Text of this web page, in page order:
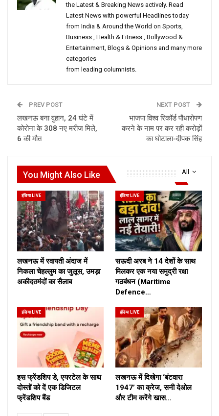
the Latest & Breaking News actively. Read
Latest News with powerful Headlines today
from India & Around the World on Sports,
Business , Health & Fitness , Bollywood &
Entertainment, Blogs & Opinions and many more
categories
from leading columnists.
PREV POST
लखनऊ बना वुहान, 24 घंटे में
कोरोना के 308 नए मरीज मिले,
6 की मौत
NEXT POST
भाजपा विश्व रिकॉर्ड पौधारोपण
करने के नाम पर कर रही करोड़ों
का घोटाला-दीपक सिंह
All
You Might Also Like
इंडिया LIVE
लखनऊ में रवायती अंदाज में
निकला चेहल्लुम का जुलूस, उमड़ा
अकीदतमंदों का सैलाब
इंडिया LIVE
सऊदी अरब ने 14 देशों के साथ
मिलकर एक नया समुद्री रक्षा
गठबंधन (Maritime
Defence…
इंडिया LIVE
इस फ्रेंडशिप डे, एयरटेल के साथ
दोस्तों को दें एक डिजिटल
फ्रेंडशिप बैंड
इंडिया LIVE
लखनऊ में दिखेगा ‘बंटवारा
1947’ का क्रेज, सनी देओल
और टीम करेंगे खास…